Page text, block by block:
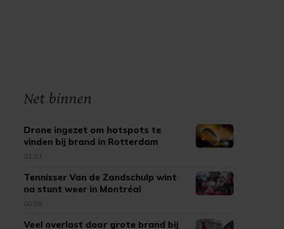
Net binnen
Drone ingezet om hotspots te
vinden bij brand in Rotterdam
01:01
Tennisser Van de Zandschulp wint
na stunt weer in Montréal
00:58
Veel overlast door grote brand bij